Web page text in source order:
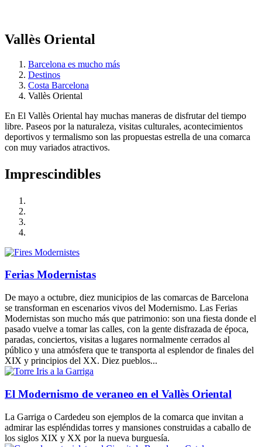
Vallès Oriental
Barcelona es mucho más
Destinos
Costa Barcelona
Vallès Oriental
En El Vallès Oriental hay muchas maneras de disfrutar del tiempo
libre. Paseos por la naturaleza, visitas culturales, acontecimientos
deportivos y termalismo son las propuestas estrella de una comarca
con muy variados atractivos.
Imprescindibles
Ferias Modernistas
De mayo a octubre, diez municipios de las comarcas de Barcelona
se transforman en escenarios vivos del Modernismo. Las Ferias
Modernistas son mucho más que patrimonio: son una fiesta donde el
pasado vuelve a tomar las calles, con la gente disfrazada de época,
paradas, conciertos, visitas a lugares normalmente cerrados al
público y una atmósfera que te transporta al esplendor de finales del
XIX y principios del XX. Diez pueblos...
El Modernismo de veraneo en el Vallès Oriental
La Garriga o Cardedeu son ejemplos de la comarca que invitan a
admirar las espléndidas torres y mansiones construidas a caballo de
los siglos XIX y XX por la nueva burguesía.